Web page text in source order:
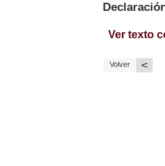
Ver texto
Volver <